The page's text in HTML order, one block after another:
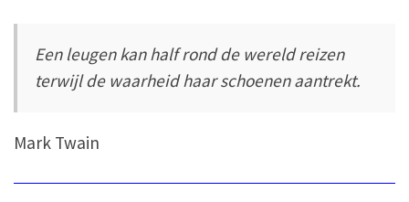
Een leugen kan half rond de wereld reizen
terwijl de waarheid haar schoenen aantrekt.
Mark Twain